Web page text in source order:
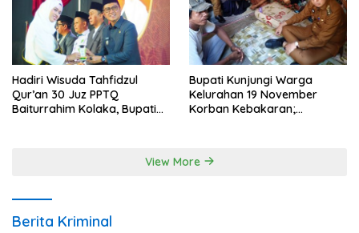
Hadiri Wisuda Tahfidzul
Qur’an 30 Juz PPTQ
Baiturrahim Kolaka, Bupati
Bupati Kunjungi Warga
Kelurahan 19 November
Korban Kebakaran;
View More
Berita Kriminal